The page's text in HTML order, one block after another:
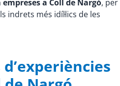
a Coll de Nargó, per
indrets més idíl·lics de les